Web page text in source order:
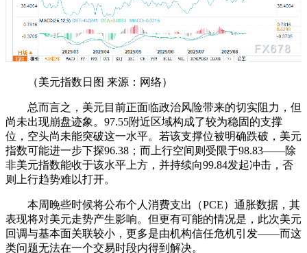
（美元指数日图 来源：网络）
总而言之，美元目前正面临政治风险带来的切实阻力，但
尚未出现崩盘迹象。97.55附近区域构成了较为稳固的支撑
位，空头尚未能突破这一水平。若该支撑位被明确跌破，美元
指数可能进一步下探96.38；而上行空间则受限于98.83——除
非美元指数能收于该水平上方，并持续向99.84发起冲击，否
则上行趋势难以打开。
本周晚些时候将公布个人消费支出（PCE）通胀数据，其
表现将对美元走势产生影响。但更有可能的情况是，此次美元
回调与基本面关联较小，更多是由机构信任危机引发——而这
类问题无法在一个交易时段内得到解决。